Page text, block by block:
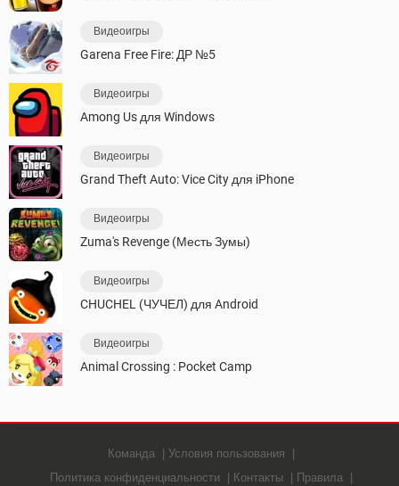
Видеоигры
Garena Free Fire: ДР №5
Видеоигры
Among Us для Windows
Видеоигры
Grand Theft Auto: Vice City для iPhone
Видеоигры
Zuma's Revenge (Месть Зумы)
Видеоигры
CHUCHEL (ЧУЧЕЛ) для Android
Видеоигры
Animal Crossing : Pocket Camp
Команда
Условия пользования
Политика конфиденциальности
Контакты Правила